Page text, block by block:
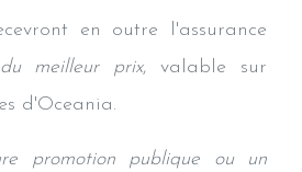
en outre l'assurance
meilleur prix, valable sur
d'Oceania.
promotion publique ou un